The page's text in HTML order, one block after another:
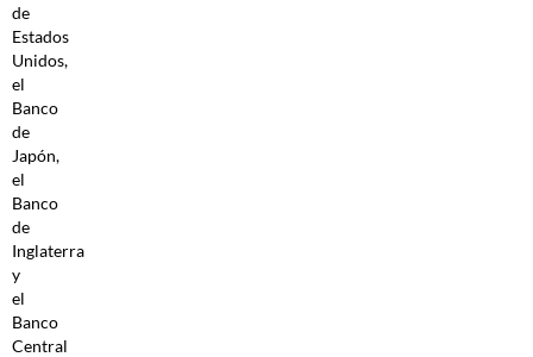
de
Estados
Unidos,
el
Banco
de
Japón,
el
Banco
de
Inglaterra
y
el
Banco
Central